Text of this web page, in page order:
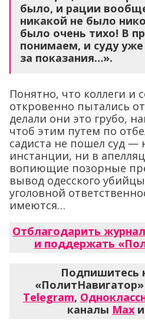
было, и рации
никакой не было
было очень тихо! В
понимаем, и суду
за показания…».
Понятно, что коллеги и
откровенно пытались
делали они это грубо,
чтоб этим путем по
садиста не пошел суд —
инстанции, ни в
вопиющие позорные
вывод одесского
уголовной
имеются…
Отблагодарить
и поддержать
Подпишитесь
Telegram,
каналы Max и